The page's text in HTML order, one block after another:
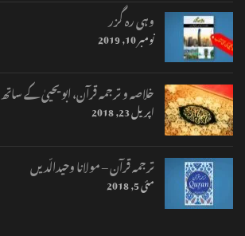
وہی رہ گزر
نومبر 10, 2019
خلاصہ و ترجمہ قرآن، ابو یحییٰ کے ساتھ
اپریل 23, 2018
ترجمہ قرآن – مولانا وحیدالّدیں
مئی 5, 2018